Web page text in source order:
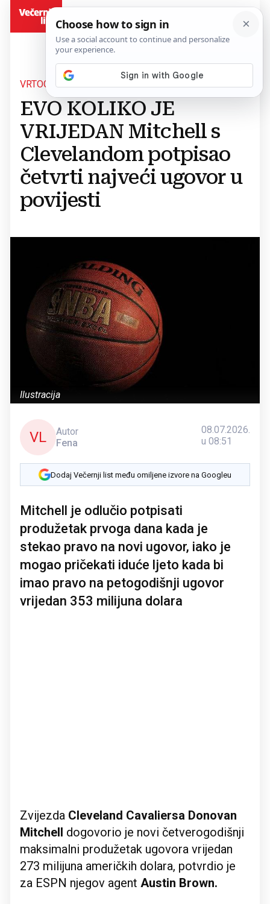
VRTOGLAVE BROJKE
EVO KOLIKO JE
VRIJEDAN Mitchell s
Clevelandom potpisao
četvrti najveći ugovor u
povijesti
Ilustracija
VL
Autor
Fena
08.07.2026.
u 08:51
Dodaj Večernji list među omiljene izvore na Googleu
Mitchell je odlučio potpisati
produžetak prvoga dana kada je
stekao pravo na novi ugovor, iako je
mogao pričekati iduće ljeto kada bi
imao pravo na petogodišnji ugovor
vrijedan 353 milijuna dolara
Zvijezda Cleveland Cavaliersa Donovan
Mitchell dogovorio je novi četverogodišnji
maksimalni produžetak ugovora vrijedan
273 milijuna američkih dolara, potvrdio je
za ESPN njegov agent Austin Brown.